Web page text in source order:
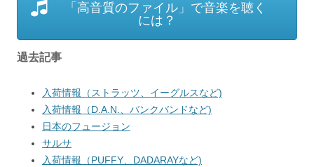
「高音質のファイル」で音楽を聴く
には？
過去記事
入荷情報（ストラッツ、イーグルスなど)
入荷情報（D.A.N.、バンクバンドなど)
日本のフュージョン
サルサ
入荷情報（PUFFY、DADARAYなど)